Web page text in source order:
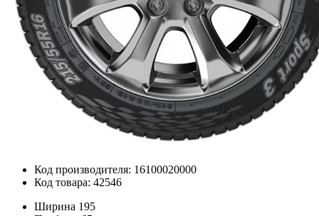
Код производителя: 16100020000
Код товара: 42546
Ширина 195